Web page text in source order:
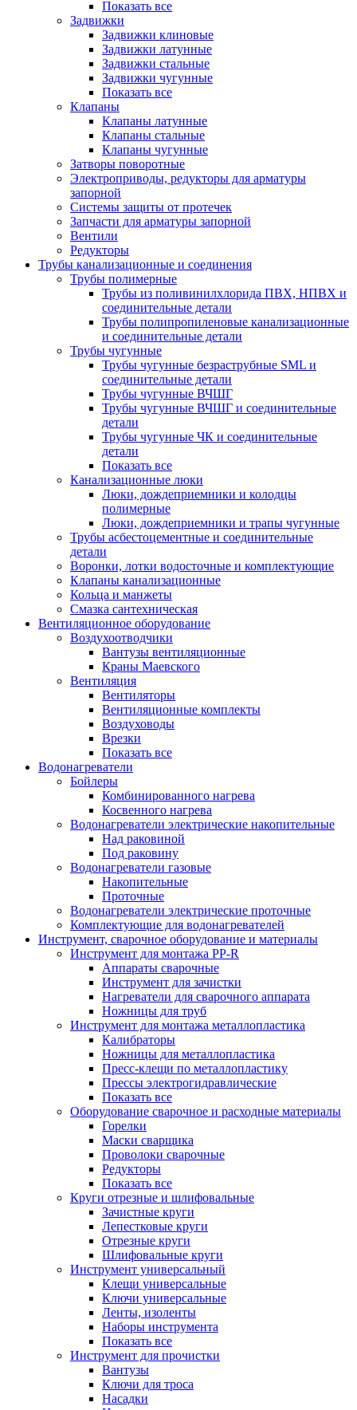
Показать все
Задвижки
Задвижки клиновые
Задвижки латунные
Задвижки стальные
Задвижки чугунные
Показать все
Клапаны
Клапаны латунные
Клапаны стальные
Клапаны чугунные
Затворы поворотные
Электроприводы, редукторы для арматуры
запорной
Системы защиты от протечек
Запчасти для арматуры запорной
Вентили
Редукторы
Трубы канализационные и соединения
Трубы полимерные
Трубы из поливинилхлорида ПВХ, НПВХ и
соединительные детали
Трубы полипропиленовые канализационные
и соединительные детали
Трубы чугунные
Трубы чугунные безраструбные SML и
соединительные детали
Трубы чугунные ВЧШГ
Трубы чугунные ВЧШГ и соединительные
детали
Трубы чугунные ЧК и соединительные
детали
Показать все
Канализационные люки
Люки, дождеприемники и колодцы
полимерные
Люки, дождеприемники и трапы чугунные
Трубы асбестоцементные и соединительные
детали
Воронки, лотки водосточные и комплектующие
Клапаны канализационные
Кольца и манжеты
Смазка сантехническая
Вентиляционное оборудование
Воздухоотводчики
Вантузы вентиляционные
Краны Маевского
Вентиляция
Вентиляторы
Вентиляционные комплекты
Воздуховоды
Врезки
Показать все
Водонагреватели
Бойлеры
Комбинированного нагрева
Косвенного нагрева
Водонагреватели электрические накопительные
Над раковиной
Под раковину
Водонагреватели газовые
Накопительные
Проточные
Водонагреватели электрические проточные
Комплектующие для водонагревателей
Инструмент, сварочное оборудование и материалы
Инструмент для монтажа PP-R
Аппараты сварочные
Инструмент для зачистки
Нагреватели для сварочного аппарата
Ножницы для труб
Инструмент для монтажа металлопластика
Калибраторы
Ножницы для металлопластика
Пресс-клещи по металлопластику
Прессы электрогидравлические
Показать все
Оборудование сварочное и расходные материалы
Горелки
Маски сварщика
Проволоки сварочные
Редукторы
Показать все
Круги отрезные и шлифовальные
Зачистные круги
Лепестковые круги
Отрезные круги
Шлифовальные круги
Инструмент универсальный
Клещи универсальные
Ключи универсальные
Ленты, изоленты
Наборы инструмента
Показать все
Инструмент для прочистки
Вантузы
Ключи для троса
Насадки